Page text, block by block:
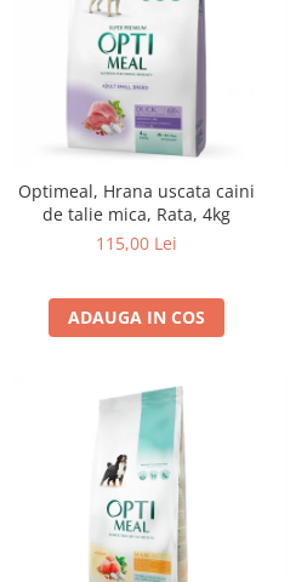
Optimeal, Hrana uscata caini
de talie mica, Rata, 4kg
115,00 Lei
ADAUGA IN COS